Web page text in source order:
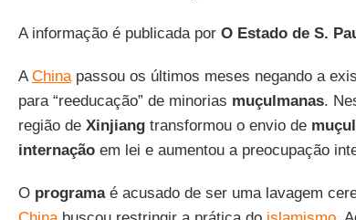
A informação é publicada por O Estado de S.
AChinapassou os últimos meses negando a
para “reeducação” de minorias muçulmanas.
região de Xinjiangtransformou o envio de
internaçãoem lei e aumentou a preocupação
O programaé acusado de ser uma lavagem